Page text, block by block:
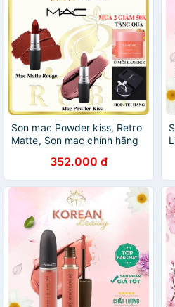
Son mac Powder kiss, Retro
Matte, Son mac chính hãng
352.000 đ